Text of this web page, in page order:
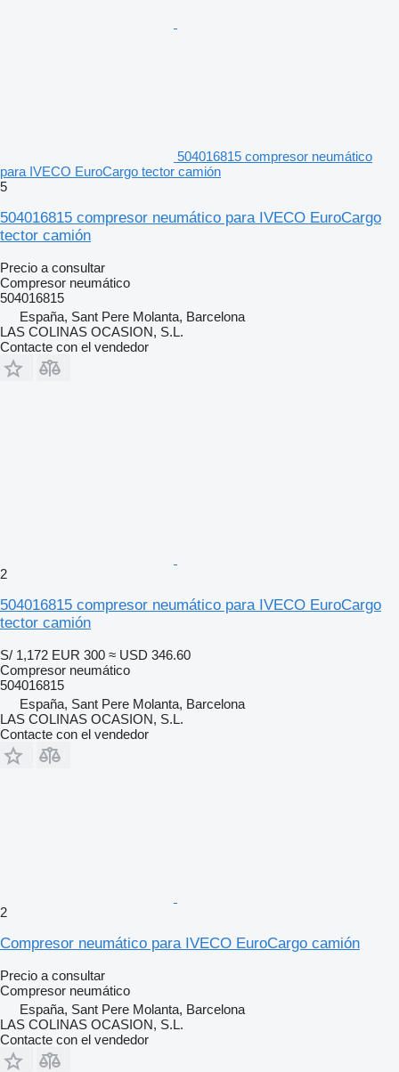
504016815 compresor neumático
para IVECO EuroCargo tector camión
5
504016815 compresor neumático para IVECO EuroCargo
tector camión
Precio a consultar
Compresor neumático
504016815
España, Sant Pere Molanta, Barcelona
LAS COLINAS OCASION, S.L.
Contacte con el vendedor
2
504016815 compresor neumático para IVECO EuroCargo
tector camión
S/ 1,172 EUR 300 ≈ USD 346.60
Compresor neumático
504016815
España, Sant Pere Molanta, Barcelona
LAS COLINAS OCASION, S.L.
Contacte con el vendedor
2
Compresor neumático para IVECO EuroCargo camión
Precio a consultar
Compresor neumático
España, Sant Pere Molanta, Barcelona
LAS COLINAS OCASION, S.L.
Contacte con el vendedor